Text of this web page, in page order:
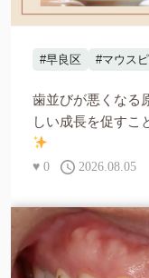
#早良区 #マウス
歯並びが悪くなる
しい成長を促すこ
♥ 0 2026.08.05